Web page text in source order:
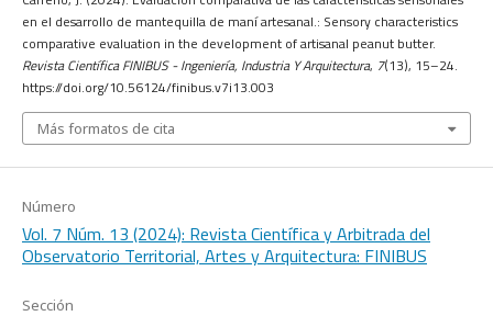
en el desarrollo de mantequilla de maní artesanal.: Sensory characteristics
comparative evaluation in the development of artisanal peanut butter.
Revista Científica FINIBUS - Ingeniería, Industria Y Arquitectura, 7(13), 15–24.
https://doi.org/10.56124/finibus.v7i13.003
Más formatos de cita
Número
Vol. 7 Núm. 13 (2024): Revista Científica y Arbitrada del
Observatorio Territorial, Artes y Arquitectura: FINIBUS
Sección